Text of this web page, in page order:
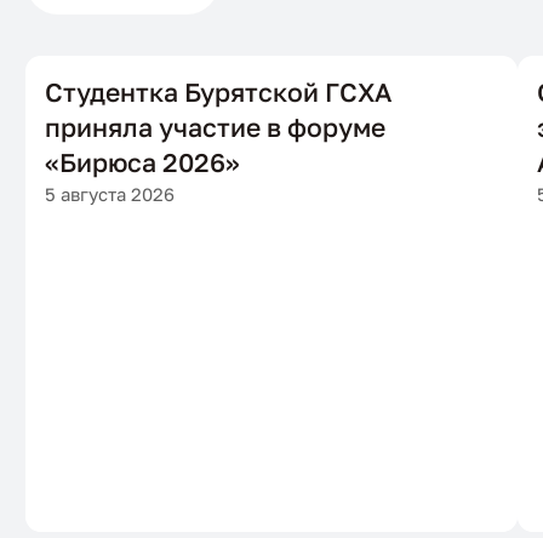
Студентка Бурятской ГСХА
приняла участие в форуме
«Бирюса 2026»
5 августа 2026